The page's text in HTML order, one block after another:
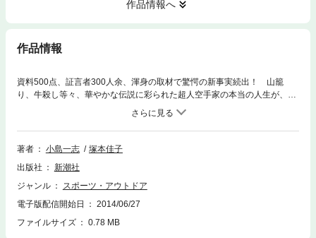
作品情報へ
作品情報
資料500点、証言者300人余、渾身の取材で驚愕の新事実続出！ 山籠
り、牛殺し等々、華やかな伝説に彩られた超人空手家の本当の人生が、い
ま初めて明らかになる。同胞同士の抗争に明け暮れた戦後、アメリカ遠征
激闘の真実、祖国のもうひとつの家庭に求めた最後の安息……。あまりに
も衝撃的なノンフィクション超大作！
著者
小島一志
塚本佳子
出版社
新潮社
ジャンル
スポーツ・アウトドア
電子版配信開始日
2014/06/27
ファイルサイズ
0.78 MB